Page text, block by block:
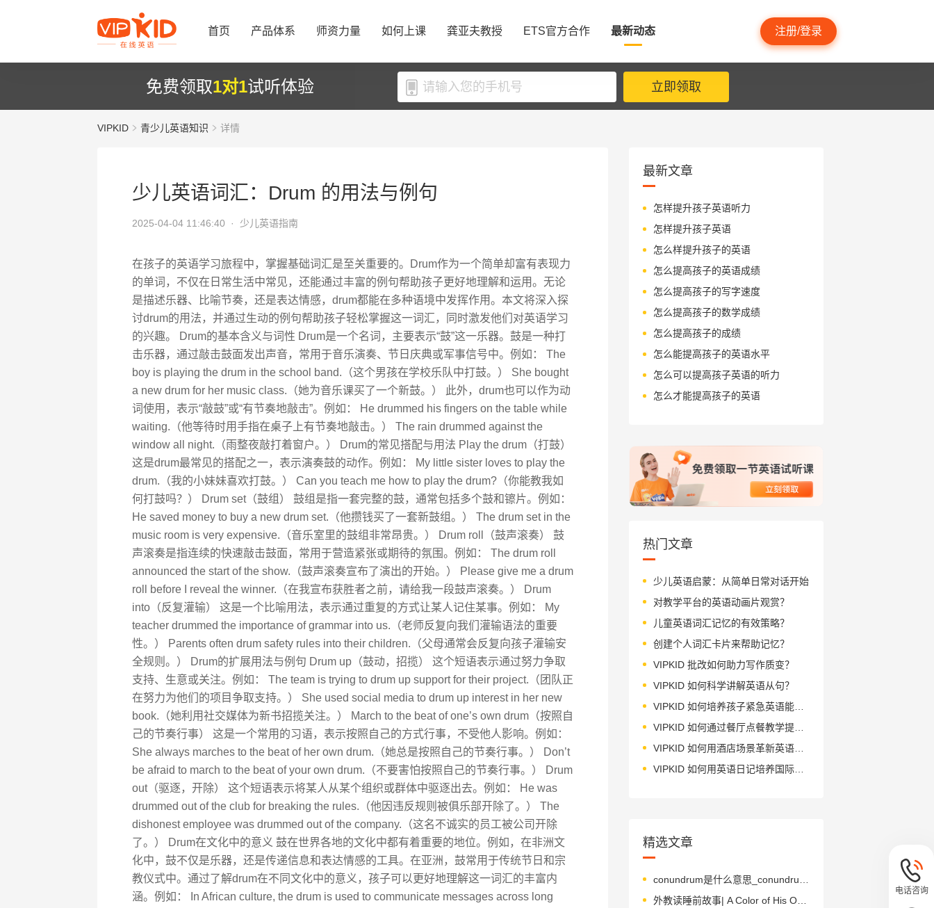
首页 产品体系 师资力量 如何上课 龚亚夫教授 ETS官方合作 最新动态 注册/登录
免费领取1对1试听体验 立即领取
VIPKID 青少儿英语知识 详情
少儿英语词汇：Drum 的用法与例句
2025-04-04 11:46:40 · 少儿英语指南
在孩子的英语学习旅程中，掌握基础词汇是至关重要的。Drum作为一个简单却富有表现力
的单词，不仅在日常生活中常见，还能通过丰富的例句帮助孩子更好地理解和运用。无论
是描述乐器、比喻节奏，还是表达情感，drum都能在多种语境中发挥作用。本文将深入探
讨drum的用法，并通过生动的例句帮助孩子轻松掌握这一词汇，同时激发他们对英语学习
的兴趣。 Drum的基本含义与词性 Drum是一个名词，主要表示“鼓”这一乐器。鼓是一种打
击乐器，通过敲击鼓面发出声音，常用于音乐演奏、节日庆典或军事信号中。例如： The
boy is playing the drum in the school band.（这个男孩在学校乐队中打鼓。） She bought
a new drum for her music class.（她为音乐课买了一个新鼓。） 此外，drum也可以作为动
词使用，表示“敲鼓”或“有节奏地敲击”。例如： He drummed his fingers on the table while
waiting.（他等待时用手指在桌子上有节奏地敲击。） The rain drummed against the
window all night.（雨整夜敲打着窗户。） Drum的常见搭配与用法 Play the drum（打鼓）
这是drum最常见的搭配之一，表示演奏鼓的动作。例如： My little sister loves to play the
drum.（我的小妹妹喜欢打鼓。） Can you teach me how to play the drum?（你能教我如
何打鼓吗？） Drum set（鼓组） 鼓组是指一套完整的鼓，通常包括多个鼓和镲片。例如：
He saved money to buy a new drum set.（他攒钱买了一套新鼓组。） The drum set in the
music room is very expensive.（音乐室里的鼓组非常昂贵。） Drum roll（鼓声滚奏） 鼓
声滚奏是指连续的快速敲击鼓面，常用于营造紧张或期待的氛围。例如： The drum roll
announced the start of the show.（鼓声滚奏宣布了演出的开始。） Please give me a drum
roll before I reveal the winner.（在我宣布获胜者之前，请给我一段鼓声滚奏。） Drum
into（反复灌输） 这是一个比喻用法，表示通过重复的方式让某人记住某事。例如： My
teacher drummed the importance of grammar into us.（老师反复向我们灌输语法的重要
性。） Parents often drum safety rules into their children.（父母通常会反复向孩子灌输安
全规则。） Drum的扩展用法与例句 Drum up（鼓动，招揽） 这个短语表示通过努力争取
支持、生意或关注。例如： The team is trying to drum up support for their project.（团队正
在努力为他们的项目争取支持。） She used social media to drum up interest in her new
book.（她利用社交媒体为新书招揽关注。） March to the beat of one’s own drum（按照自
己的节奏行事） 这是一个常用的习语，表示按照自己的方式行事，不受他人影响。例如：
She always marches to the beat of her own drum.（她总是按照自己的节奏行事。） Don’t
be afraid to march to the beat of your own drum.（不要害怕按照自己的节奏行事。） Drum
out（驱逐，开除） 这个短语表示将某人从某个组织或群体中驱逐出去。例如： He was
drummed out of the club for breaking the rules.（他因违反规则被俱乐部开除了。） The
dishonest employee was drummed out of the company.（这名不诚实的员工被公司开除
了。） Drum在文化中的意义 鼓在世界各地的文化中都有着重要的地位。例如，在非洲文
化中，鼓不仅是乐器，还是传递信息和表达情感的工具。在亚洲，鼓常用于传统节日和宗
教仪式中。通过了解drum在不同文化中的意义，孩子可以更好地理解这一词汇的丰富内
涵。例如： In African culture, the drum is used to communicate messages across long
最新文章
怎样提升孩子英语听力
怎样提升孩子英语
怎么样提升孩子的英语
怎么提高孩子的英语成绩
怎么提高孩子的写字速度
怎么提高孩子的数学成绩
怎么提高孩子的成绩
怎么能提高孩子的英语水平
怎么可以提高孩子英语的听力
怎么才能提高孩子的英语
热门文章
少儿英语启蒙：从简单日常对话开始
对教学平台的英语动画片观赏？
儿童英语词汇记忆的有效策略？
创建个人词汇卡片来帮助记忆？
VIPKID 批改如何助力写作质变？
VIPKID 如何科学讲解英语从句？
VIPKID 如何培养孩子紧急英语能力？
VIPKID 如何通过餐厅点餐教学提升少儿英语应用能力？
VIPKID 如何用酒店场景革新英语教学？
VIPKID 如何用英语日记培养国际化人才？
精选文章
外教读睡前故事| A Color of His Own 自己的颜色
电话咨询